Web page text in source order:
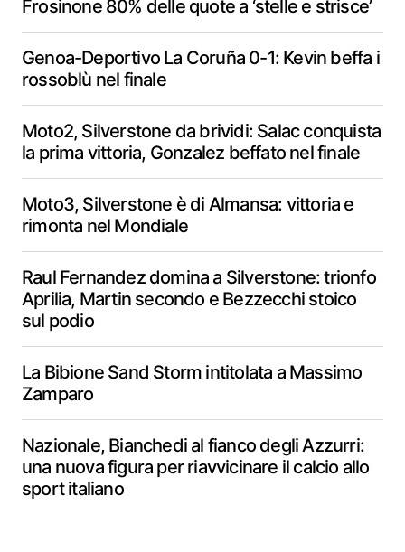
Frosinone 80% delle quote a ‘stelle e strisce’
Genoa-Deportivo La Coruña 0-1: Kevin beffa i
rossoblù nel finale
Moto2, Silverstone da brividi: Salac conquista
la prima vittoria, Gonzalez beffato nel finale
Moto3, Silverstone è di Almansa: vittoria e
rimonta nel Mondiale
Raul Fernandez domina a Silverstone: trionfo
Aprilia, Martin secondo e Bezzecchi stoico
sul podio
La Bibione Sand Storm intitolata a Massimo
Zamparo
Nazionale, Bianchedi al fianco degli Azzurri:
una nuova figura per riavvicinare il calcio allo
sport italiano